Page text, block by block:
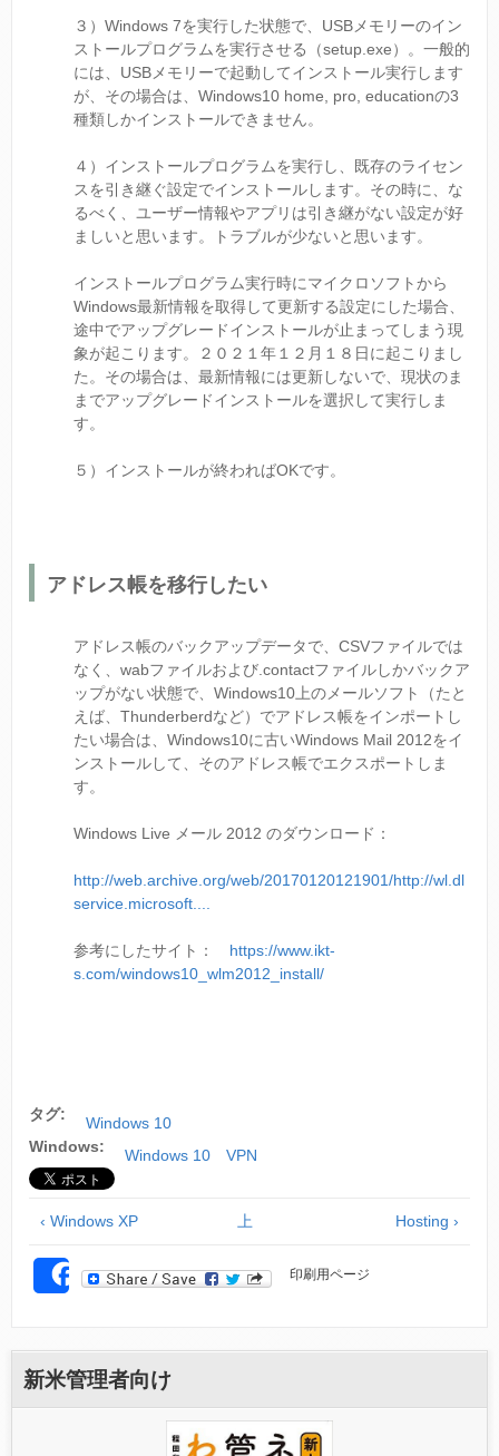
３）Windows 7を実行した状態で、USBメモリーのイン
ストールプログラムを実行させる（setup.exe）。一般的
には、USBメモリーで起動してインストール実行します
が、その場合は、Windows10 home, pro, educationの3
種類しかインストールできません。
４）インストールプログラムを実行し、既存のライセン
スを引き継ぐ設定でインストールします。その時に、な
るべく、ユーザー情報やアプリは引き継がない設定が好
ましいと思います。トラブルが少ないと思います。
インストールプログラム実行時にマイクロソフトから
Windows最新情報を取得して更新する設定にした場合、
途中でアップグレードインストールが止まってしまう現
象が起こります。２０２１年１２月１８日に起こりまし
た。その場合は、最新情報には更新しないで、現状のま
までアップグレードインストールを選択して実行しま
す。
５）インストールが終わればOKです。
アドレス帳を移行したい
アドレス帳のバックアップデータで、CSVファイルでは
なく、wabファイルおよび.contactファイルしかバックア
ップがない状態で、Windows10上のメールソフト（たと
えば、Thunderberdなど）でアドレス帳をインポートし
たい場合は、Windows10に古いWindows Mail 2012をイ
ンストールして、そのアドレス帳でエクスポートしま
す。
Windows Live メール 2012 のダウンロード：
http://web.archive.org/web/20170120121901/http://wl.dl
service.microsoft....
参考にしたサイト： https://www.ikt-
s.com/windows10_wlm2012_install/
タグ:
Windows 10
Windows:
Windows 10 VPN
‹ Windows XP 上 Hosting ›
SHARE 印刷用ページ
新米管理者向け